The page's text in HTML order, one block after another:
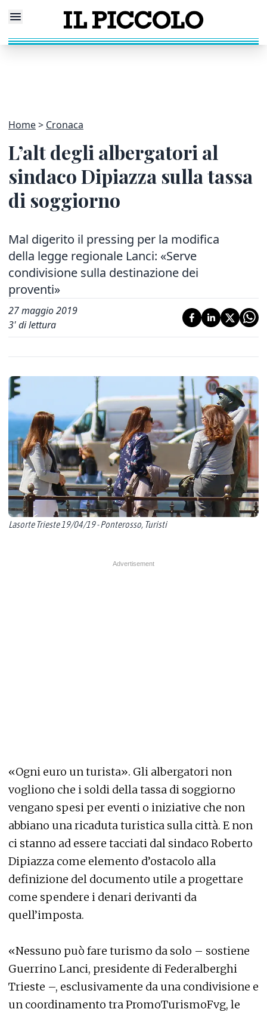
Home Cronaca
L’alt degli albergatori al
sindaco Dipiazza sulla tassa
di soggiorno
Mal digerito il pressing per la modifica
della legge regionale Lanci: «Serve
condivisione sulla destinazione dei
proventi»
27 maggio 2019
3' di lettura
Lasorte Trieste 19/04/19 - Ponterosso, Turisti
«Ogni euro un turista». Gli albergatori non
vogliono che i soldi della tassa di soggiorno
vengano spesi per eventi o iniziative che non
abbiano una ricaduta turistica sulla città. E non
ci stanno ad essere tacciati dal sindaco Roberto
Dipiazza come elemento d’ostacolo alla
definizione del documento utile a progettare
come spendere i denari derivanti da
quell’imposta.
«Nessuno può fare turismo da solo – sostiene
Guerrino Lanci, presidente di Federalberghi
Trieste –, esclusivamente da una condivisione e
un coordinamento tra PromoTurismoFvg, le